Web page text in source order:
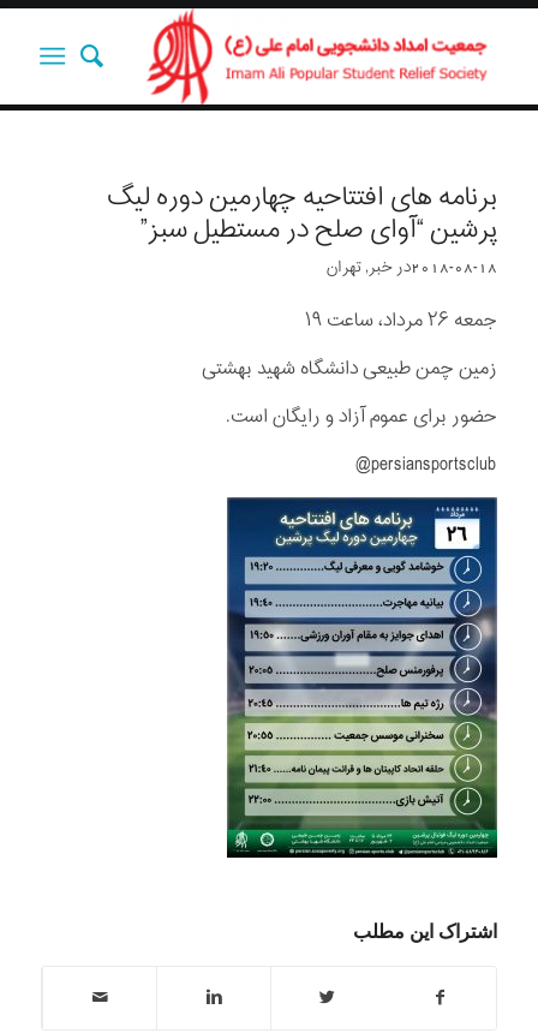
برنامه های افتتاحیه چهارمین دوره لیگ
پرشین “آوای صلح در مستطیل سبز”
2018-08-18درخبر,تهران
جمعه ٢۶ مرداد، ساعت ١٩
زمین چمن طبیعی دانشگاه شهید بهشتی
حضور برای عموم آزاد و رایگان است.
persiansportsclub@
اشتراک این مطلب